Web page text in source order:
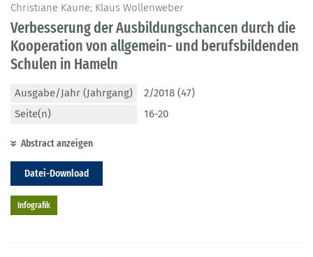
Christiane Kaune; Klaus Wollenweber
Verbesserung der Ausbildungschancen durch die
Kooperation von allgemein- und berufsbildenden
Schulen in Hameln
Ausgabe/Jahr (Jahrgang)
2/2018 (47)
Seite(n)
16-20
Abstract anzeigen
Datei-Download
Infografik